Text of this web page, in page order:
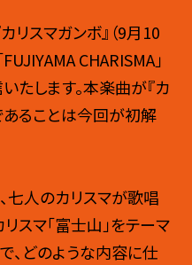
リスマガンボ』（9月10
CHARISMA」
たします。本楽曲が『カ
あることは今回が初解
七人のカリスマが歌唱
スマ「富士山」をテーマ
、どのような内容に仕